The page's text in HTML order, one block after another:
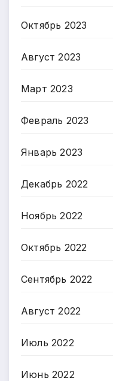
Октябрь 2023
Август 2023
Март 2023
Февраль 2023
Январь 2023
Декабрь 2022
Ноябрь 2022
Октябрь 2022
Сентябрь 2022
Август 2022
Июль 2022
Июнь 2022